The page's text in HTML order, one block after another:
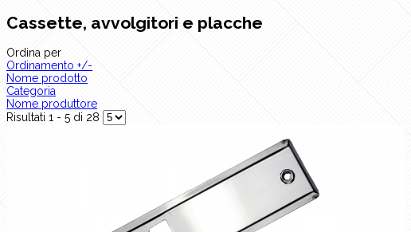
Cassette, avvolgitori e placche
Ordina per
Ordinamento +/-
Nome prodotto
Categoria
Nome produttore
Risultati 1 - 5 di 28